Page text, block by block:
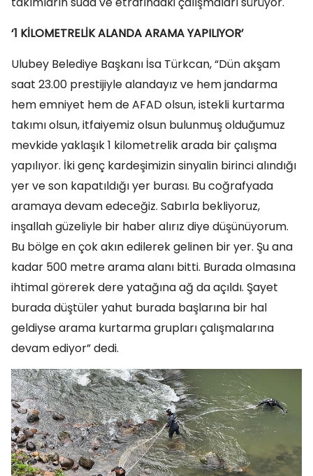
‘1 KİLOMETRELİK ALANDA ARAMA YAPILIYOR’
Ulubey Belediye Başkanı İsa Türkcan, “Dün akşam
saat 23.00 prestijiyle alandayız ve hem jandarma
hem emniyet hem de AFAD olsun, istekli kurtarma
takımı olsun, itfaiyemiz olsun bulunmuş olduğumuz
mevkide yaklaşık 1 kilometrelik arada bir çalışma
yapılıyor. İki genç kardeşimizin sinyalin birinci alındığı
yer ve son kapatıldığı yer burası. Bu coğrafyada
aramaya devam edeceğiz. Sabırla bekliyoruz,
inşallah güzeliyle bir haber alırız diye düşünüyorum.
Bu bölge en çok akın edilerek gelinen bir yer. Şu ana
kadar 500 metre arama alanı bitti. Burada olmasına
ihtimal görerek dere yatağına ağ da açıldı. Şayet
burada düştüler yahut burada başlarına bir hal
geldiyse arama kurtarma grupları çalışmalarına
devam ediyor” dedi.